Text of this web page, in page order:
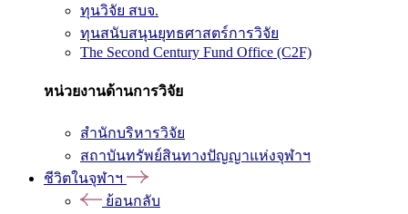
ทุนวิจัย สบจ.
ทุนสนับสนุนยุทธศาสตร์การวิจัย
The Second Century Fund Office (C2F)
หน่วยงานด้านการวิจัย
สำนักบริหารวิจัย
สถาบันทรัพย์สินทางปัญญาแห่งจุฬาฯ
ชีวิตในจุฬาฯ
ย้อนกลับ